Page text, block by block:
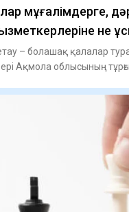
мұғалімдерге,
не
– болашақ қалалар
Ақмола облысының